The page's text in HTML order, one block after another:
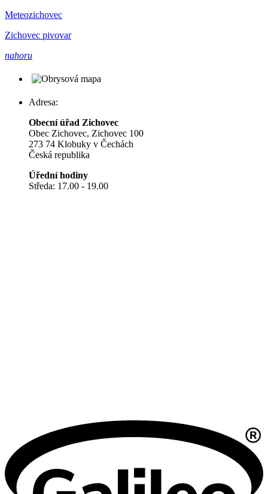
Meteozichovec
Zichovec pivovar
nahoru
Adresa:
Obecní úřad Zichovec
Obec Zichovec, Zichovec 100
273 74 Klobuky v Čechách
Česká republika
Úřední hodiny
Středa: 17.00 - 19.00